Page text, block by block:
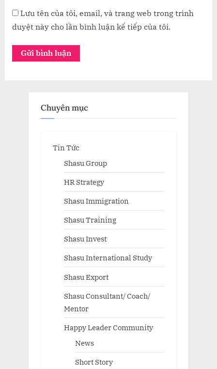
Lưu tên của tôi, email, và trang web trong trình
duyệt này cho lần bình luận kế tiếp của tôi.
Chuyên mục
Tin Tức
Shasu Group
HR Strategy
Shasu Immigration
Shasu Training
Shasu Invest
Shasu International Study
Shasu Export
Shasu Consultant/ Coach/
Mentor
Happy Leader Community
News
Short Story